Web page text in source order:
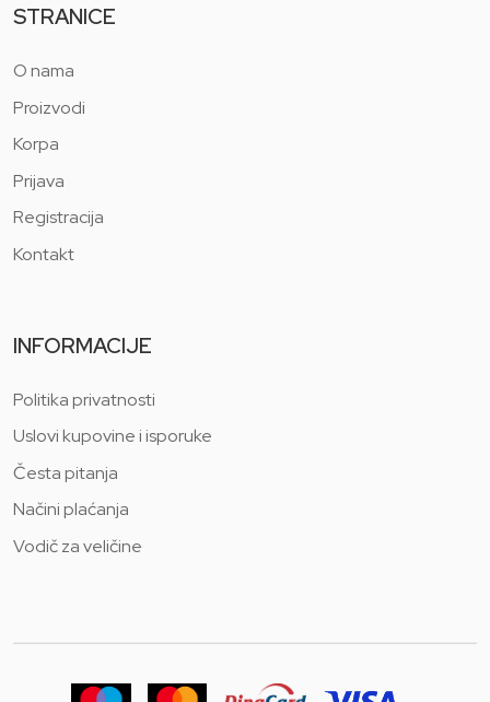
STRANICE
O nama
Proizvodi
Korpa
Prijava
Registracija
Kontakt
INFORMACIJE
Politika privatnosti
Uslovi kupovine i isporuke
Česta pitanja
Načini plaćanja
Vodič za veličine